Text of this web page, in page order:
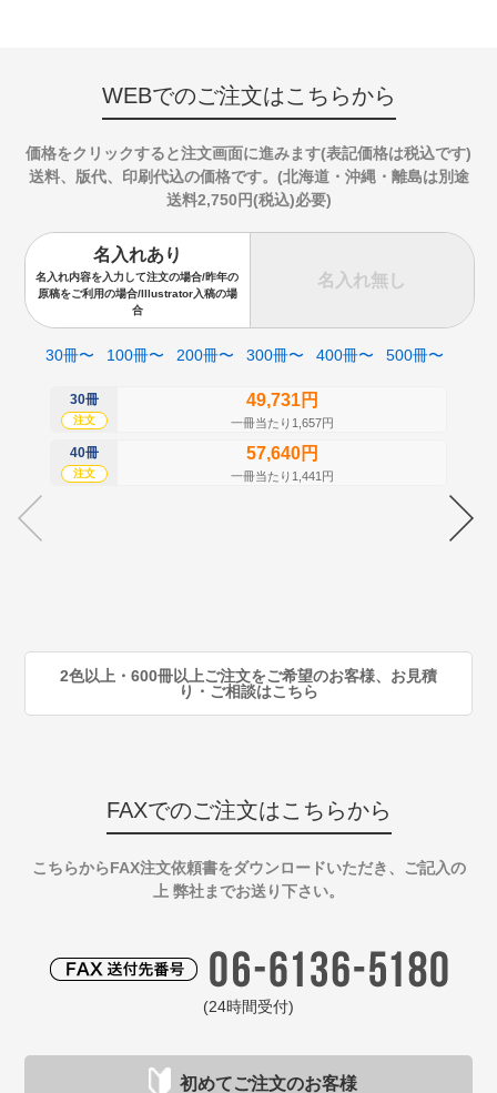
WEBでのご注文はこちらから
価格をクリックすると注文画面に進みます(表記価格は税込です)
送料、版代、印刷代込の価格です。(北海道・沖縄・離島は別途
送料2,750円(税込)必要)
名入れあり
名入れ内容を入力して注文の場合/昨年の
原稿をご利用の場合/Illustrator入稿の場
合
名入れ無し
30冊〜 100冊〜 200冊〜 300冊〜 400冊〜 500冊〜
30冊
注文
49,731円
一冊当たり1,657円
40冊
注文
57,640円
一冊当たり1,441円
2色以上・600冊以上ご注文をご希望のお客様、お見積
り・ご相談はこちら
FAXでのご注文はこちらから
こちらからFAX注文依頼書をダウンロードいただき、ご記入の
上 弊社までお送り下さい。
(24時間受付)
初めてご注文のお客様